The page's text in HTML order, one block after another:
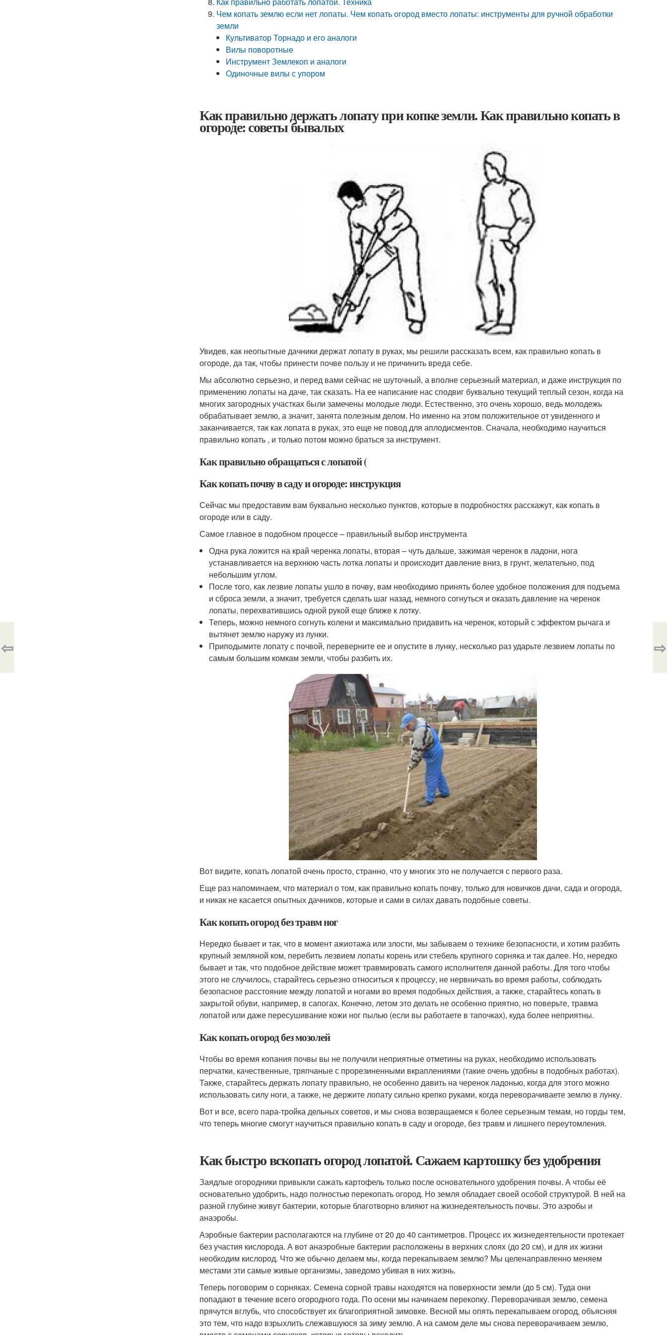
Чем копать землю если нет лопаты. Чем копать огород вместо лопаты: инструменты для ручной обработки
земли
Культиватор Торнадо и его аналоги
Вилы поворотные
Инструмент Землекоп и аналоги
Одиночные вилы с упором
Как правильно держать лопату при копке земли. Как правильно копать в
огороде: советы бывалых
Увидев, как неопытные дачники держат лопату в руках, мы решили рассказать всем, как правильно копать в
огороде, да так, чтобы принести почве пользу и не причинить вреда себе.
Мы абсолютно серьезно, и перед вами сейчас не шуточный, а вполне серьезный материал, и даже инструкция по
применению лопаты на даче, так сказать. На ее написание нас сподвиг буквально текущий теплый сезон, когда на
многих загородных участках были замечены молодые люди. Естественно, это очень хорошо, ведь молодежь
обрабатывает землю, а значит, занята полезным делом. Но именно на этом положительное от увиденного и
заканчивается, так как лопата в руках, это еще не повод для аплодисментов. Сначала, необходимо научиться
правильно копать , и только потом можно браться за инструмент.
Как правильно обращаться с лопатой (
Как копать почву в саду и огороде: инструкция
Сейчас мы предоставим вам буквально несколько пунктов, которые в подробностях расскажут, как копать в
огороде или в саду.
Самое главное в подобном процессе – правильный выбор инструмента
Одна рука ложится на край черенка лопаты, вторая – чуть дальше, зажимая черенок в ладони, нога
устанавливается на верхнюю часть лотка лопаты и происходит давление вниз, в грунт, желательно, под
небольшим углом.
После того, как лезвие лопаты ушло в почву, вам необходимо принять более удобное положения для подъема
и сброса земли, а значит, требуется сделать шаг назад, немного согнуться и оказать давление на черенок
лопаты, перехватившись одной рукой еще ближе к лотку.
Теперь, можно немного согнуть колени и максимально придавить на черенок, который с эффектом рычага и
вытянет землю наружу из лунки.
Приподымите лопату с почвой, переверните ее и опустите в лунку, несколько раз ударьте лезвием лопаты по
самым большим комкам земли, чтобы разбить их.
Вот видите, копать лопатой очень просто, странно, что у многих это не получается с первого раза.
Еще раз напоминаем, что материал о том, как правильно копать почву, только для новичков дачи, сада и огорода,
и никак не касается опытных дачников, которые и сами в силах давать подобные советы.
Как копать огород без травм ног
Нередко бывает и так, что в момент ажиотажа или злости, мы забываем о технике безопасности, и хотим разбить
крупный земляной ком, перебить лезвием лопаты корень или стебель крупного сорняка и так далее. Но, нередко
бывает и так, что подобное действие может травмировать самого исполнителя данной работы. Для того чтобы
этого не случилось, старайтесь серьезно относиться к процессу, не нервничать во время работы, соблюдать
безопасное расстояние между лопатой и ногами во время подобных действия, а также, старайтесь копать в
закрытой обуви, например, в сапогах. Конечно, летом это делать не особенно приятно, но поверьте, травма
лопатой или даже пересушивание кожи ног пылью (если вы работаете в тапочках), куда более неприятны.
Как копать огород без мозолей
Чтобы во время копания почвы вы не получили неприятные отметины на руках, необходимо использовать
перчатки, качественные, тряпчаные с прорезиненными вкраплениями (такие очень удобны в подобных работах).
Также, старайтесь держать лопату правильно, не особенно давить на черенок ладонью, когда для этого можно
использовать силу ноги, а также, не держите лопату сильно крепко руками, когда переворачиваете землю в лунку.
Вот и все, всего пара-тройка дельных советов, и мы снова возвращаемся к более серьезным темам, но горды тем,
что теперь многие смогут научиться правильно копать в саду и огороде, без травм и лишнего переутомления.
Как быстро вскопать огород лопатой. Сажаем картошку без удобрения
Заядлые огородники привыкли сажать картофель только после основательного удобрения почвы. А чтобы её
основательно удобрить, надо полностью перекопать огород. Но земля обладает своей особой структурой. В ней на
разной глубине живут бактерии, которые благотворно влияют на жизнедеятельность почвы. Это аэробы и
анаэробы.
Аэробные бактерии располагаются на глубине от 20 до 40 сантиметров. Процесс их жизнедеятельности протекает
без участия кислорода. А вот анаэробные бактерии расположены в верхних слоях (до 20 см), и для их жизни
необходим кислород. Что же обычно делаем мы, когда перекапываем землю? Мы целенаправленно меняем
местами эти самые живые организмы, заведомо убивая в них жизнь.
Теперь поговорим о сорняках. Семена сорной травы находятся на поверхности земли (до 5 см). Туда они
попадают в течение всего огородного года. По осени мы начинаем перекопку. Переворачивая землю, семена
прячутся вглубь, что способствует их благоприятной зимовке. Весной мы опять перекапываем огород, объясняя
это тем, что надо взрыхлить слежавшуюся за зиму землю. А на самом деле мы снова переворачиваем землю,
⇦ ⇨